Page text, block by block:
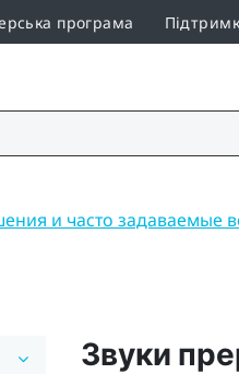
програма
и часто задаваемые
Звуки